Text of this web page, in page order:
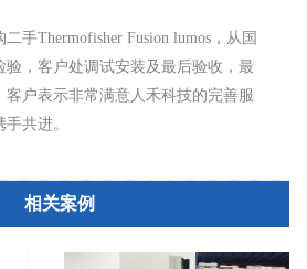
手Thermofisher Fusion lumos，从国
验，客户处调试安装及最后验收，最
客户表示非常满意人禾科技的完善服
共进。
相关案例